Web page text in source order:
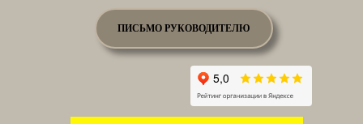
ПИСЬМО РУКОВОДИТЕЛЮ